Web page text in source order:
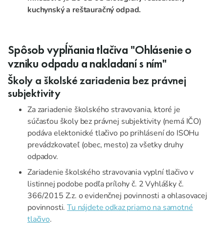
kuchynský a reštauračný odpad.
Spôsob vypĺňania tlačiva "Ohlásenie o
vzniku odpadu a nakladaní s ním"
Školy a školské zariadenia bez právnej
subjektivity
Za zariadenie školského stravovania, ktoré je
súčasťou školy bez právnej subjektivity (nemá IČO)
podáva elektonické tlačivo po prihlásení do ISOHu
prevádzkovateľ (obec, mesto) za všetky druhy
odpadov.
Zariadenie školského stravovania vyplní tlačivo v
listinnej podobe podľa prílohy č. 2 Vyhlášky č.
366/2015 Z.z. o evidenčnej povinnosti a ohlasovacej
povinnosti.Tu nájdete odkaz priamo na samotné
tlačivo.